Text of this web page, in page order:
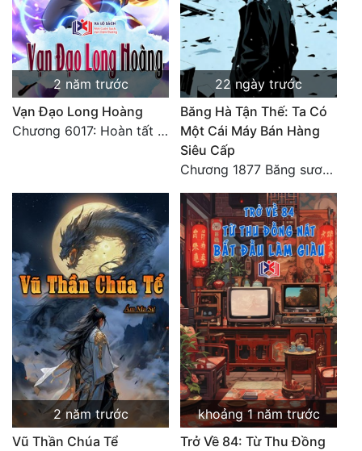
2 năm trước
Vạn Đạo Long Hoàng
Chương 6017: Hoàn tất cảm nghĩ của tác giả
22 ngày trước
Băng Hà Tận Thế: Ta Có
Một Cái Máy Bán Hàng
Siêu Cấp
Chương 1877 Băng sương kết giới
2 năm trước
Vũ Thần Chúa Tể
khoảng 1 năm trước
Trở Về 84: Từ Thu Đồng